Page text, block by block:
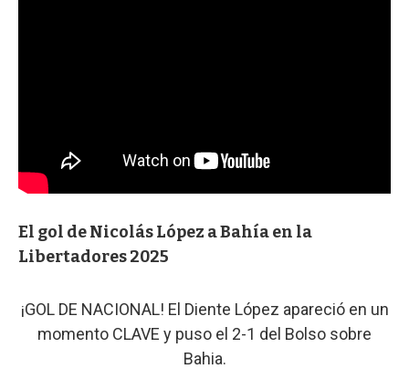
El gol de Nicolás López a Bahía en la
Libertadores 2025
¡GOL DE NACIONAL! El Diente López apareció en un
momento CLAVE y puso el 2-1 del Bolso sobre
Bahia.